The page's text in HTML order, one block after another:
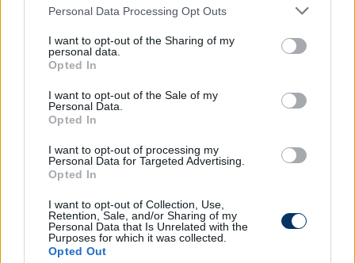
Please note that this website/app uses one or more Google
not limited to your visit or usage behaviour. You may click to
grant or deny consent to Google and its third-party tags to
use your data for below specified purposes in below Google
consent section.
Personal Data Processing Opt Outs
I want to opt-out of the Sharing of my
personal data.
Opted In
I want to opt-out of the Sale of my
Personal Data.
Opted In
I want to opt-out of processing my
Personal Data for Targeted Advertising.
Opted In
I want to opt-out of Collection, Use,
Retention, Sale, and/or Sharing of my
Personal Data that Is Unrelated with the
Purposes for which it was collected.
Opted Out
a keretük, így nem hiszem, hogy ez bármit is
befolyásol. Ráadásul ők játsszanak otthon és tudjuk
róluk, hogy hazai pályán mindig nagyon veszélyesek.
Tiszteljük az ellenfelet, a legutóbbi idényben
szerzett második helyezése különösen tekintélyt
parancsol. Ami minket illet, jó formában és
hangulatban várjuk a kezdő sípszót, hiszen
győzelemmel kezdtük a bajnokságot.
lényegében teljes, szerencsére szombaton
már Bohdan Melnik is velünk edzhetett, bár
érthető módon ő még nem áll készen arra,